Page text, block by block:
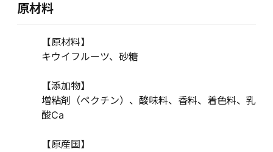
原材料
【原材料】
キウイフルーツ、砂糖
【添加物】
増粘剤（ペクチン）、酸味料、香料、着色料、乳
酸Ca
【原産国】